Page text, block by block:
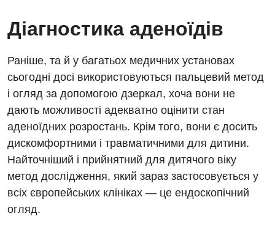
Проктологія
Пульмонологія
Ревматологія
Судинна хірургія
Терапевтичне відділення
Терапія
Травматологічне відділення
Травматологія і ортопедія
Діагностика аденоїдів
Раніше, та й у багатьох медичних установах
сьогодні досі використовуються пальцевий метод
і огляд за допомогою дзеркал, хоча вони не
дають можливості адекватно оцінити стан
аденоїдних розростань. Крім того, вони є досить
дискомфортними і травматичними для дитини.
Найточніший і прийнятний для дитячого віку
метод дослідження, який зараз застосовується у
всіх європейських клініках — це ендоскопічний
огляд.